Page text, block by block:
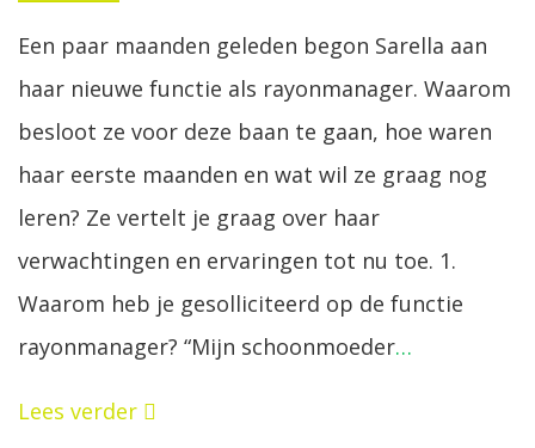
Een paar maanden geleden begon Sarella aan
haar nieuwe functie als rayonmanager. Waarom
besloot ze voor deze baan te gaan, hoe waren
haar eerste maanden en wat wil ze graag nog
leren? Ze vertelt je graag over haar
verwachtingen en ervaringen tot nu toe. 1.
Waarom heb je gesolliciteerd op de functie
rayonmanager? “Mijn schoonmoeder…
Lees verder